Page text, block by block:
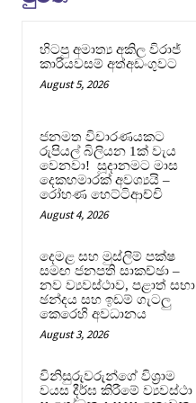
හිටපු අමාත්‍ය අකිල විරාජ්
කාරියවසම් අත්අඩංගුවට
August 5, 2026
ජනමත විචාරණයකට
රුපියල් බිලියන 1ක් වැය
වෙනවා! සූදානමට මාස
දෙකහමාරක් අවශ්‍යයි –
රෝහණ හෙට්ටිආච්චි
August 4, 2026
දෙමළ සහ මුස්ලිම් පක්ෂ
සමඟ ජනපති සාකච්ඡා –
නව ව්‍යවස්ථාව, පළාත් සභා
ඡන්දය සහ ඉඩම් ගැටලු
කෙරෙහි අවධානය
August 3, 2026
විනිසුරුවරුන්ගේ විශ්‍රාම
වයස දීර්ඝ කිරීමේ ව්‍යවස්ථා